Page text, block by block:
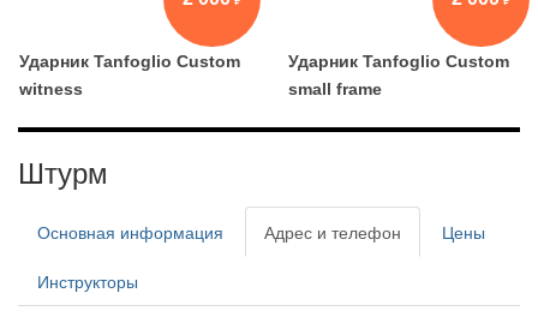
Ударник Tanfoglio Custom
witness
Ударник Tanfoglio Custom
small frame
Штурм
Основная информация Адрес и телефон Цены
Инструкторы